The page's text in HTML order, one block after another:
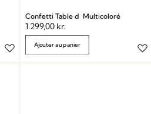
Confetti Table d Multicoloré
1.299,00 kr.
Ajouter au panier